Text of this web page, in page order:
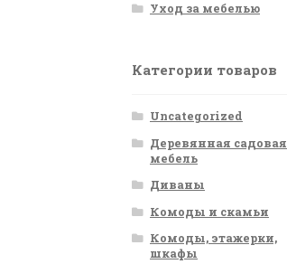
Уход за мебелью
Категории товаров
Uncategorized
Деревянная садовая
мебель
Диваны
Комоды и скамьи
Комоды, этажерки,
шкафы